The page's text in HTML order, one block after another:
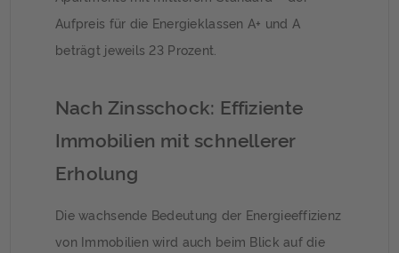
Aufpreis für die Energieklassen A+ und A
beträgt jeweils 23 Prozent.
Nach Zinsschock: Effiziente
Immobilien mit schnellerer
Erholung
Die wachsende Bedeutung der Energieeffizienz
von Immobilien wird auch beim Blick auf die